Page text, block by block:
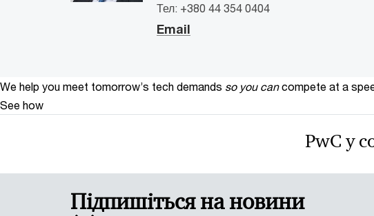
Тел: +380 44 354 0404
Email
We help you meet tomorrow’s tech demands so you can compete at a
See how
PwC у
Підпишіться на новини